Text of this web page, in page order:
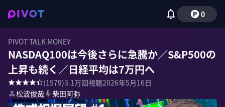
0
PIVOT TALK MONEY
NASDAQ100は今後さらに急騰か／S&P500の
上昇も続く／日経平均は7万円へ
(1579)3.1万回視聴2026年5月16日
松波俊哉
柴田阿弥